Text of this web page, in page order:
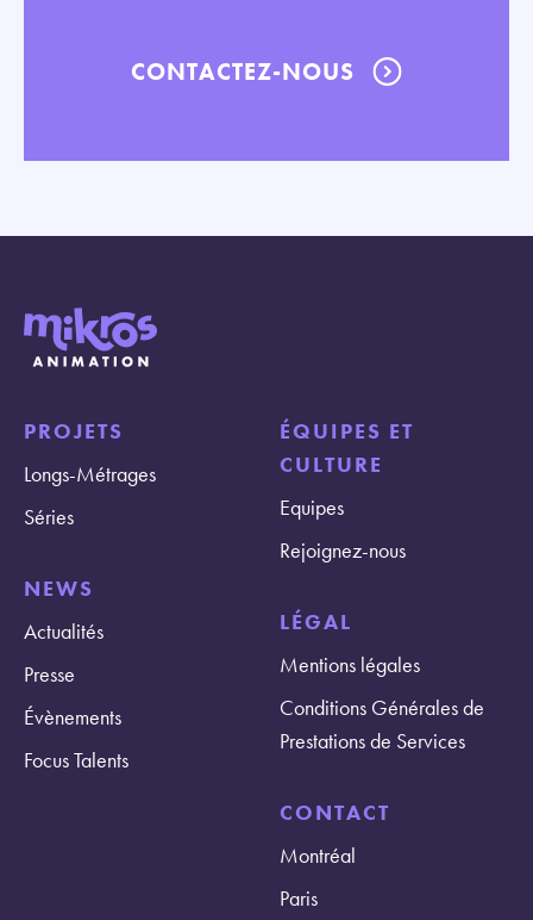
CONTACTEZ-NOUS
PROJETS
Longs-Métrages
Séries
NEWS
Actualités
Presse
Évènements
Focus Talents
ÉQUIPES ET
CULTURE
Equipes
Rejoignez-nous
LÉGAL
Mentions légales
Conditions Générales de
Prestations de Services
CONTACT
Montréal
Paris